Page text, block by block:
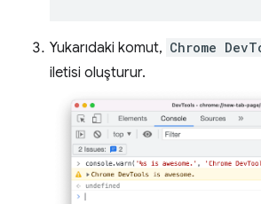
Yukarıdaki komut, Chrome
iletisi oluşturur.